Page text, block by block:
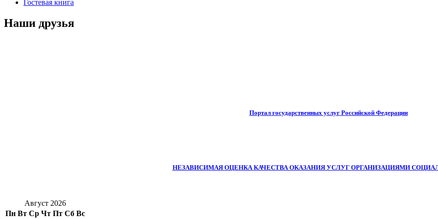
Гостевая книга
Наши друзья
Портал государственных услуг Российской Федерации
НЕЗАВИСИМАЯ ОЦЕНКА КАЧЕСТВА ОКАЗАНИЯ УСЛУГ ОРГАНИЗАЦИЯМИ
Август 2026
Пн Вт Ср Чт Пт Сб Вс